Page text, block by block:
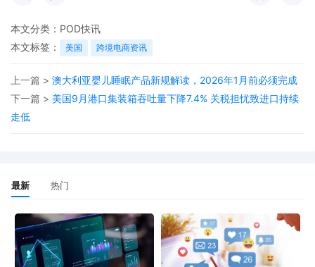
向美国人民基于所收到的关税，发放1000至2000美元“补贴”的想
法。11月5日，美国多位法官对特朗普所今年发动的一系列关税战，
表达了质疑。
特朗普一言不合，直接宣布打钱！在帖子中，特朗普提到，“反对关
本文分类： POD快讯
本文标签：
美国 跨境电商资讯
上一篇 > 澳大利亚婴儿睡眠产品新规解读，2026年1月前必须完成
下一篇 > 美国9月港口集装箱吞吐量下降7.4% 关税担忧致进口持续
走低
最新 热门